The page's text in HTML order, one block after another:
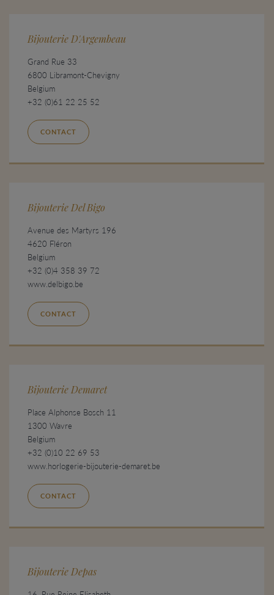
Bijouterie D'Argembeau
Grand Rue 33
6800 Libramont-Chevigny
Belgium
+32 (0)61 22 25 52
CONTACT
Bijouterie Del Bigo
Avenue des Martyrs 196
4620 Fléron
Belgium
+32 (0)4 358 39 72
www.delbigo.be
CONTACT
Bijouterie Demaret
Place Alphonse Bosch 11
1300 Wavre
Belgium
+32 (0)10 22 69 53
www.horlogerie-bijouterie-demaret.be
CONTACT
Bijouterie Depas